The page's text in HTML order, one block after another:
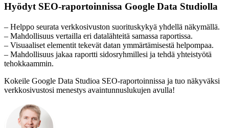
Hyödyt SEO-raportoinnissa Google Data Studiolla
– Helppo seurata verkkosivuston suorituskykyä yhdellä näkymällä.
– Mahdollisuus vertailla eri datalähteitä samassa raportissa.
– Visuaaliset elementit tekevät datan ymmärtämisestä helpompaa.
– Mahdollisuus jakaa raportti sidosryhmillesi ja tehdä yhteistyötä
tehokkaammin.
Kokeile Google Data Studioa SEO-raportoinnissa ja tuo näkyväksi
verkkosivustosi menestys avaintunnuslukujen avulla!